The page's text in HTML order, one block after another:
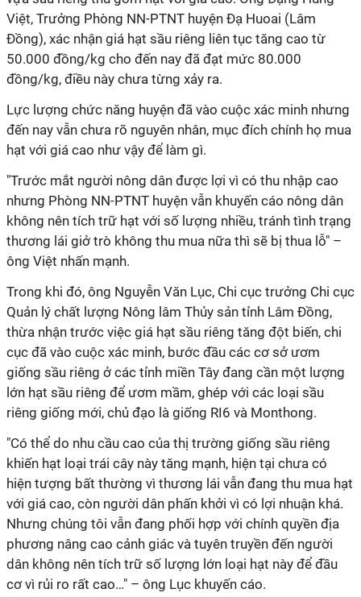
Việt, Trưởng Phòng NN-PTNT huyện Đạ Huoai (Lâm
Đồng), xác nhận giá hạt sầu riêng liên tục tăng cao từ
50.000 đồng/kg cho đến nay đã đạt mức 80.000
đồng/kg, điều này chưa từng xảy ra.
Lực lượng chức năng huyện đã vào cuộc xác minh nhưng
đến nay vẫn chưa rõ nguyên nhân, mục đích chính họ mua
hạt với giá cao như vậy để làm gì.
"Trước mắt người nông dân được lợi vì có thu nhập cao
nhưng Phòng NN-PTNT huyện vẫn khuyến cáo nông dân
không nên tích trữ hạt với số lượng nhiều, tránh tình trạng
thương lái giở trò không thu mua nữa thì sẽ bị thua lỗ" –
ông Việt nhấn mạnh.
Trong khi đó, ông Nguyễn Văn Lục, Chi cục trưởng Chi cục
Quản lý chất lượng Nông lâm Thủy sản tỉnh Lâm Đồng,
thừa nhận trước việc giá hạt sầu riêng tăng đột biến, chi
cục đã vào cuộc xác minh, bước đầu các cơ sở ươm
giống sầu riêng ở các tỉnh miền Tây đang cần một lượng
lớn hạt sầu riêng để ươm mầm, ghép với các loại sầu
riêng giống mới, chủ đạo là giống RI6 và Monthong.
"Có thể do nhu cầu cao của thị trường giống sầu riêng
khiến hạt loại trái cây này tăng mạnh, hiện tại chưa có
hiện tượng bất thường vì thương lái vẫn đang thu mua hạt
với giá cao, còn người dân phấn khởi vì có lợi nhuận khá.
Nhưng chúng tôi vẫn đang phối hợp với chính quyền địa
phương nâng cao cảnh giác và tuyên truyền đến người
dân không nên tích trữ số lượng lớn loại hạt này để đầu
cơ vì rủi ro rất cao…" – ông Lục khuyến cáo.